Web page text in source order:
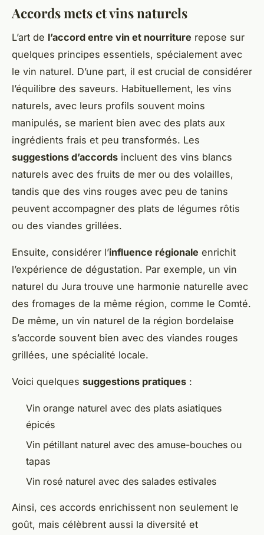
Accords mets et vins naturels
L’art de l’accord entre vin et nourriture repose sur
quelques principes essentiels, spécialement avec
le vin naturel. D’une part, il est crucial de considérer
l’équilibre des saveurs. Habituellement, les vins
naturels, avec leurs profils souvent moins
manipulés, se marient bien avec des plats aux
ingrédients frais et peu transformés. Les
suggestions d’accords incluent des vins blancs
naturels avec des fruits de mer ou des volailles,
tandis que des vins rouges avec peu de tanins
peuvent accompagner des plats de légumes rôtis
ou des viandes grillées.
Ensuite, considérer l’influence régionale enrichit
l’expérience de dégustation. Par exemple, un vin
naturel du Jura trouve une harmonie naturelle avec
des fromages de la même région, comme le Comté.
De même, un vin naturel de la région bordelaise
s’accorde souvent bien avec des viandes rouges
grillées, une spécialité locale.
Voici quelques suggestions pratiques :
Vin orange naturel avec des plats asiatiques
épicés
Vin pétillant naturel avec des amuse-bouches ou
tapas
Vin rosé naturel avec des salades estivales
Ainsi, ces accords enrichissent non seulement le
goût, mais célèbrent aussi la diversité et